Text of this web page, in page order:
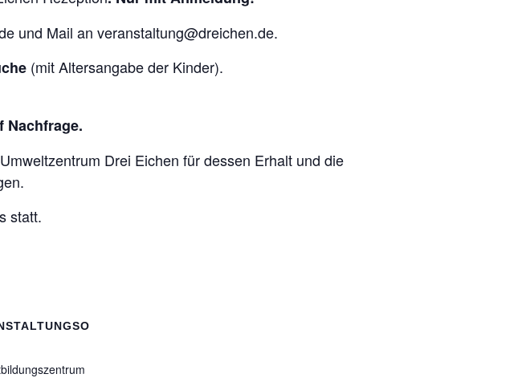
und Mail an veranstaltung@dreichen.de.
(mit Altersangabe der Kinder).
Nachfrage.
Drei Eichen für dessen Erhalt und die
statt.